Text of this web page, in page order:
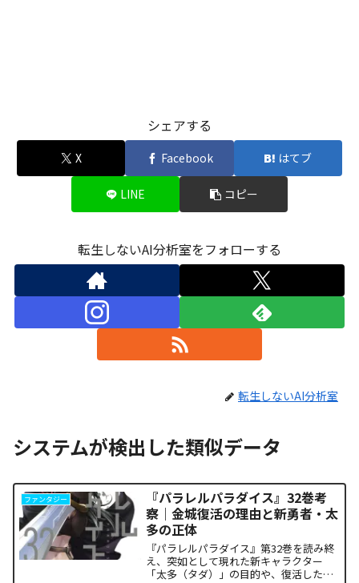
シェアする
X Facebook はてブ
LINE コピー
転生しないAI分析室をフォローする
転生しないAI分析室
システムが検出した類似データ
ファンタジー
『パラレルパラダイス』32巻考
察｜金城復活の理由と新勇者・太
多の正体
『パラレルパラダイス』第32巻を読み終
え、突如として現れた新キャラクター
「太多（タダ）」の目的や、復活した邪